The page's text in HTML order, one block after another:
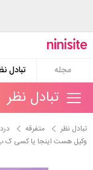
مجله
تبادل
تبادل نظر
تبادل نظر متفرقه
وکیل هست اینجا یا کسی ک